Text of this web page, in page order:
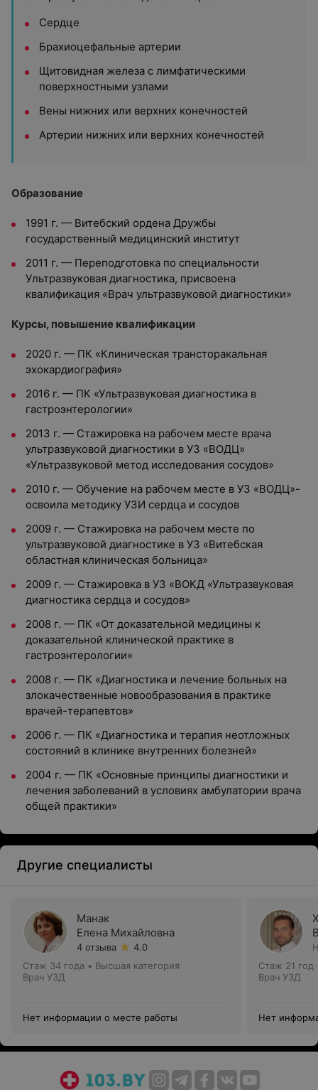
Сердце
Брахиоцефальные артерии
Щитовидная железа с лимфатическими
поверхностными узлами
Вены нижних или верхних конечностей
Артерии нижних или верхних конечностей
Образование
1991 г. — Витебский ордена Дружбы
государственный медицинский институт
2011 г. — Переподготовка по специальности
Ультразвуковая диагностика, присвоена
квалификация «Врач ультразвуковой диагностики»
Курсы, повышение квалификации
2020 г. — ПК «Клиническая трансторакальная
эхокардиография»
2016 г. — ПК «Ультразвуковая диагностика в
гастроэнтерологии»
2013 г. — Стажировка на рабочем месте врача
ультразвуковой диагностики в УЗ «ВОДЦ»
«Ультразвуковой метод исследования сосудов»
2010 г. — Обучение на рабочем месте в УЗ «ВОДЦ»-
освоила методику УЗИ сердца и сосудов
2009 г. — Стажировка на рабочем месте по
ультразвуковой диагностике в УЗ «Витебская
областная клиническая больница»
2009 г. — Стажировка в УЗ «ВОКД «Ультразвуковая
диагностика сердца и сосудов»
2008 г. — ПК «От доказательной медицины к
доказательной клинической практике в
гастроэнтерологии»
2008 г. — ПК «Диагностика и лечение больных на
злокачественные новообразования в практике
врачей-терапевтов»
2006 г. — ПК «Диагностика и терапия неотложных
состояний в клинике внутренних болезней»
2004 г. — ПК «Основные принципы диагностики и
лечения заболеваний в условиях амбулатории врача
общей практики»
Другие специалисты
Манак
Елена Михайловна
4 отзыва
4.0
Стаж 34 года • Высшая категория
Врач УЗД
Нет информации о месте работы
Стаж 21 год
Врач УЗД
Нет